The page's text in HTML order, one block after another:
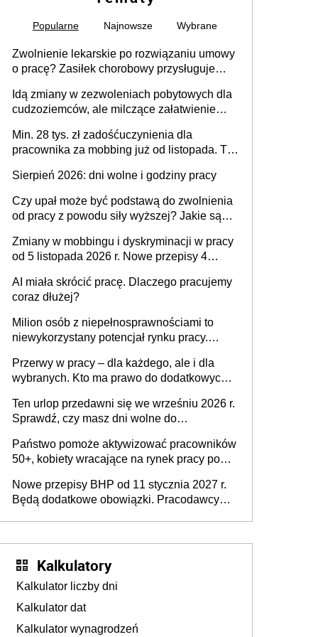
Popularne Najnowsze Wybrane
Zwolnienie lekarskie po rozwiązaniu umowy
o pracę? Zasiłek chorobowy przysługuje
dni od ustania stosunku pracy
Idą zmiany w zezwoleniach pobytowych dla
cudzoziemców, ale milczące załatwienie
Min. 28 tys. zł zadośćuczynienia dla
pracownika za mobbing już od listopada. To
zespołu
Sierpień 2026: dni wolne i godziny pracy
Czy upał może być podstawą do zwolnienia
od pracy z powodu siły wyższej? Jakie są
Zmiany w mobbingu i dyskryminacji w pracy
od 5 listopada 2026 r. Nowe przepisy 4
Ustaw
AI miała skrócić pracę. Dlaczego pracujemy
coraz dłużej?
Milion osób z niepełnosprawnościami to
niewykorzystany potencjał rynku pracy.
dofinansowań czy refundacji, ale bariery po
stronie systemu i świadomości
pracodawców [WYWIAD]
Przerwy w pracy – dla każdego, ale i dla
wybranych. Kto ma prawo do dodatkowych
Ten urlop przedawni się we wrześniu 2026 r.
Sprawdź, czy masz dni wolne do
Państwo pomoże aktywizować pracowników
50+, kobiety wracające na rynek pracy po
osoby neuroatypowe. Powstanie Fundusz
na rzecz Inkluzywności w Zatrudnianiu?
Nowe przepisy BHP od 11 stycznia 2027 r.
Będą dodatkowe obowiązki. Pracodawcy
Kalkulatory
Kalkulator liczby dni
Kalkulator dat
Kalkulator wynagrodzeń